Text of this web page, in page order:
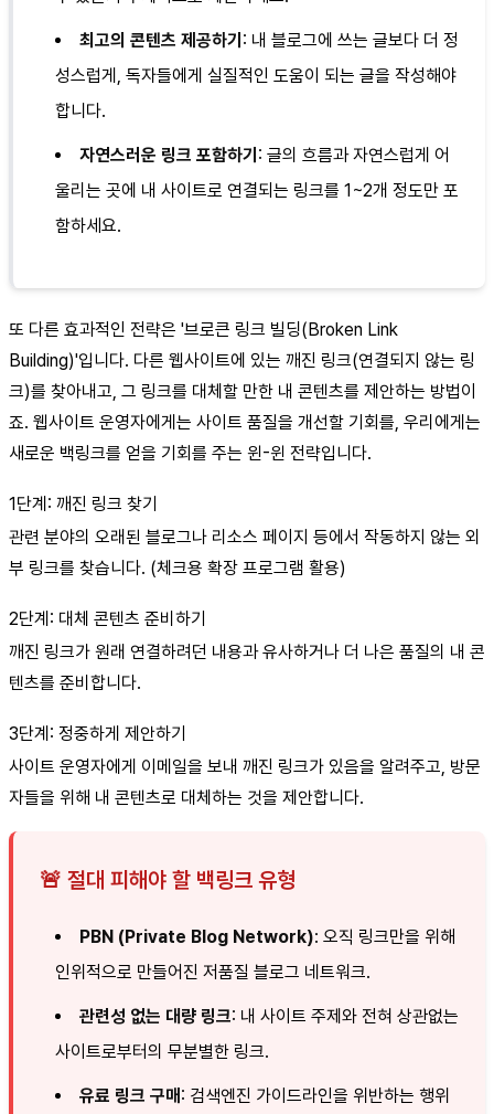
최고의 콘텐츠 제공하기 : 내 블로그에 쓰는 글보다 더 정
성스럽게, 독자들에게 실질적인 도움이 되는 글을 작성해야
합니다.
자연스러운 링크 포함하기 : 글의 흐름과 자연스럽게 어
울리는 곳에 내 사이트로 연결되는 링크를 1~2개 정도만 포
함하세요.
또 다른 효과적인 전략은 '브로큰 링크 빌딩(Broken Link
Building)'입니다. 다른 웹사이트에 있는 깨진 링크(연결되지 않는 링
크)를 찾아내고, 그 링크를 대체할 만한 내 콘텐츠를 제안하는 방법이
죠. 웹사이트 운영자에게는 사이트 품질을 개선할 기회를, 우리에게는
새로운 백링크를 얻을 기회를 주는 윈-윈 전략입니다.
1단계: 깨진 링크 찾기
관련 분야의 오래된 블로그나 리소스 페이지 등에서 작동하지 않는 외
부 링크를 찾습니다. (체크용 확장 프로그램 활용)
2단계: 대체 콘텐츠 준비하기
깨진 링크가 원래 연결하려던 내용과 유사하거나 더 나은 품질의 내 콘
텐츠를 준비합니다.
3단계: 정중하게 제안하기
사이트 운영자에게 이메일을 보내 깨진 링크가 있음을 알려주고, 방문
자들을 위해 내 콘텐츠로 대체하는 것을 제안합니다.
🚨 절대 피해야 할 백링크 유형
PBN (Private Blog Network): 오직 링크만을 위해
인위적으로 만들어진 저품질 블로그 네트워크.
관련성 없는 대량 링크: 내 사이트 주제와 전혀 상관없는
사이트로부터의 무분별한 링크.
유료 링크 구매 : 검색엔진 가이드라인을 위반하는 행위